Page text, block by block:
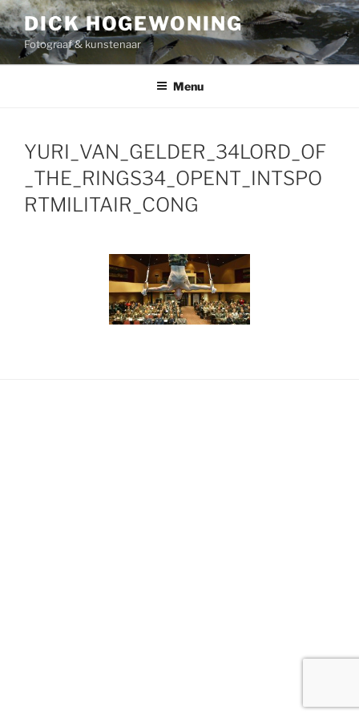
Skip
to
content
DICK HOGEWONING
Fotograaf & kunstenaar
Menu
YURI_VAN_GELDER_34LORD_OF
_THE_RINGS34_OPENT_INTSPO
RTMILITAIR_CONG